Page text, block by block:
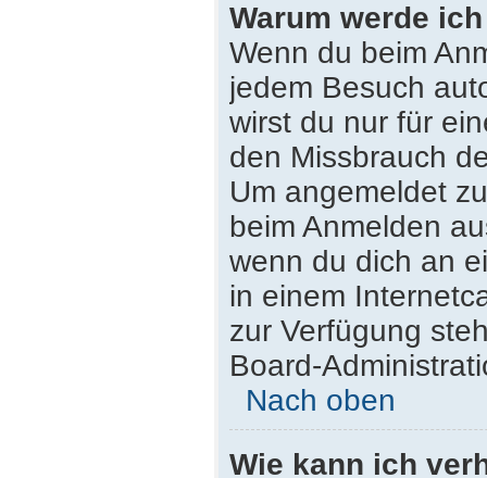
Warum werde
Wenn du beim
jedem Besuch
wirst du nur für
den Missbrauch
Um angemeldet
beim Anmelden
wenn du dich an
in einem
zur Verfügung
Board-
Nach oben
Wie kann ich